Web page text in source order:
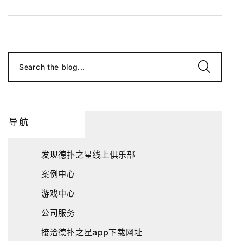
Search the blog...
导航
发现德扑之星线上俱乐部
案例中心
游戏中心
公司服务
接洽德扑之星app下载网址